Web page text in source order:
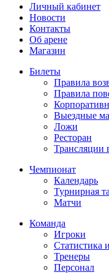
Личный кабинет
Новости
Контакты
Об арене
Магазин
Билеты
Правила
Правила
Выездные
Ложи
Ресторан
Трансляции
Чемпионат
Календарь
Турнирная
Матчи
Команда
Игроки
Статистика
Тренеры
Персонал